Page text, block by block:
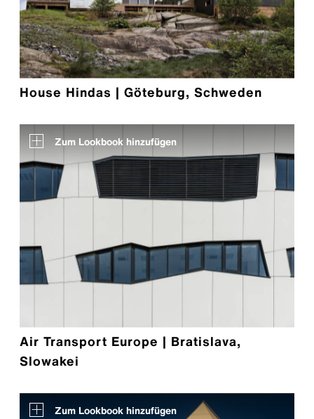
House Hindas | Göteburg, Schweden
Zum Lookbook hinzufügen
Air Transport Europe | Bratislava,
Slowakei
Zum Lookbook hinzufügen